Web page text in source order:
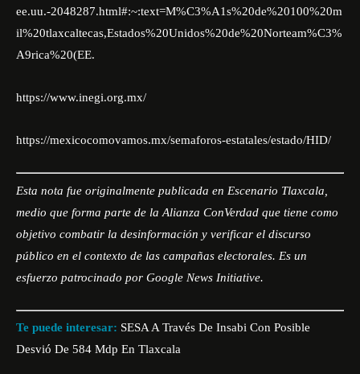
ee.uu.-2048287.html#:~:text=M%C3%A1s%20de%20100%20m
il%20tlaxcaltecas,Estados%20Unidos%20de%20Norteam%C3%
A9rica%20(EE.
https://www.inegi.org.mx/
https://mexicocomovamos.mx/semaforos-estatales/estado/HID/
Esta nota fue originalmente publicada en Escenario Tlaxcala,
medio que forma parte de la Alianza ConVerdad que tiene como
objetivo combatir la desinformación y verificar el discurso
público en el contexto de las campañas electorales. Es un
esfuerzo patrocinado por Google News Initiative.
Te puede interesar: SESA A Través De Insabi Con Posible
Desvió De 584 Mdp En Tlaxcala